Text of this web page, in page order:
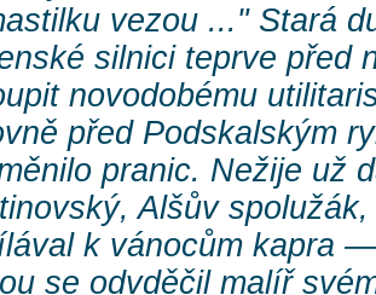
vezou ..." Stará
silnici teprve před
novodobému
před Podskalským
pranic. Nežije už
Alšův
k vánocům kapra
se odvděčil malíř